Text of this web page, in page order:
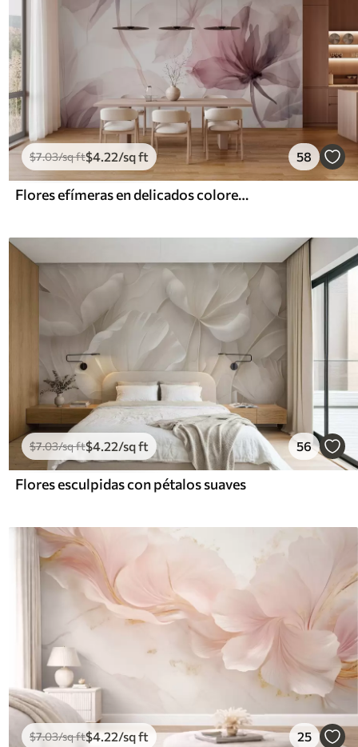
$7.03/sq ft$4.22/sq ft 58
Flores efímeras en delicados colores pastel
$7.03/sq ft$4.22/sq ft 56
Flores esculpidas con pétalos suaves
$7.03/sq ft$4.22/sq ft 25